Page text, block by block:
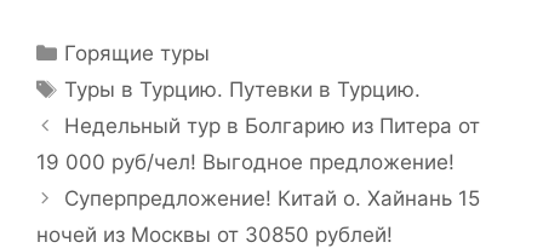
Горящие туры
Туры в Турцию. Путевки в Турцию.
Недельный тур в Болгарию из Питера от
19 000 руб/чел! Выгодное предложение!
Суперпредложение! Китай о. Хайнань 15
ночей из Москвы от 30850 рублей!